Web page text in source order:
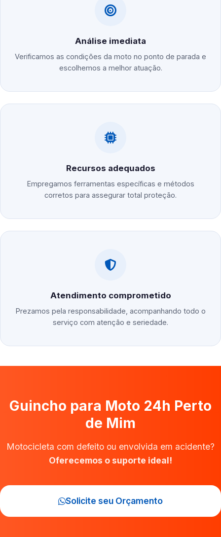
Análise imediata
Verificamos as condições da moto no ponto de parada e
escolhemos a melhor atuação.
Recursos adequados
Empregamos ferramentas específicas e métodos
corretos para assegurar total proteção.
Atendimento comprometido
Prezamos pela responsabilidade, acompanhando todo o
serviço com atenção e seriedade.
Guincho para Moto 24h Perto
de Mim
Motocicleta com defeito ou envolvida em acidente?
Oferecemos o suporte ideal!
Solicite seu Orçamento